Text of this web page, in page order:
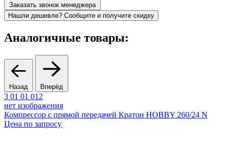
Заказать звонок менеджера
Нашли дешевле? Сообщите и получите скидку
Аналогичные товары:
Назад Вперёд
3 01 01 012
нет изображения
Компрессор с прямой передачей Кратон HOBBY 260/24 N
Цена по запросу